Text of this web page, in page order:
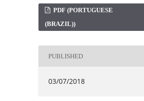
PDF (PORTUGUESE
(BRAZIL))
PUBLISHED
03/07/2018